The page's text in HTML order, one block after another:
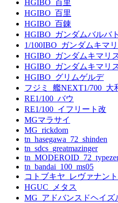
HGIBO_百里
HGIBO_百里
HGIBO_百錬
HGIBO_ガンダムバルバ
1/100IBO_ガンダムキマ
HGIBO_ガンダムキマリ
HGIBO_ガンダムキマリ
HGIBO_グリムゲルデ
フジミ_艦NEXT1/700_大
RE1/100_バウ
RE1/100_イフリート改
MGマラサイ
MG_rickdom
tn_hasegawa_72_shinden
tn_sdcs_greatmazinger
tn_bandai_100_ms05
コトブキヤ_レヴァナン
HGUC_メタス
MG_アドバンスドヘイズ